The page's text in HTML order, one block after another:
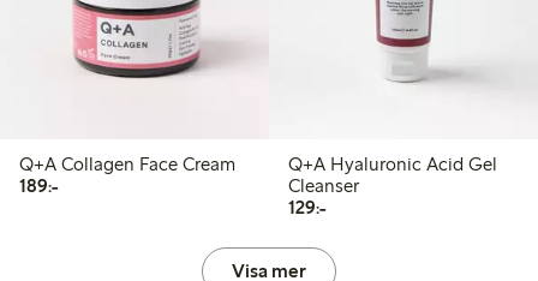
Q+A Collagen Face Cream
189:-189,00 kr
Q+A Hyaluronic Acid Gel
Cleanser
129:-129,00 kr
Visa mer